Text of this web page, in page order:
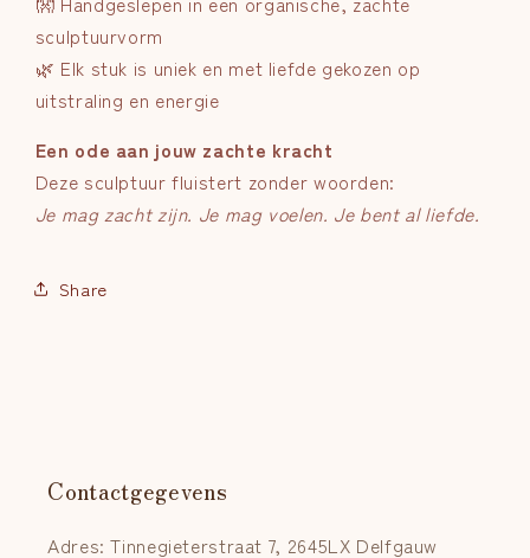
sculptuurvorm
🌿 Elk stuk is uniek en met liefde gekozen op
uitstraling en energie
Een ode aan jouw zachte kracht
Deze sculptuur fluistert zonder woorden:
Je mag zacht zijn. Je mag voelen. Je bent al liefde.
Share
Contactgegevens
Adres: Tinnegieterstraat 7, 2645LX Delfgauw